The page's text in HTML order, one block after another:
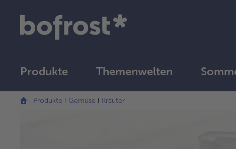
Produkte Themenwelten
Produkte Gemüse Kräuter